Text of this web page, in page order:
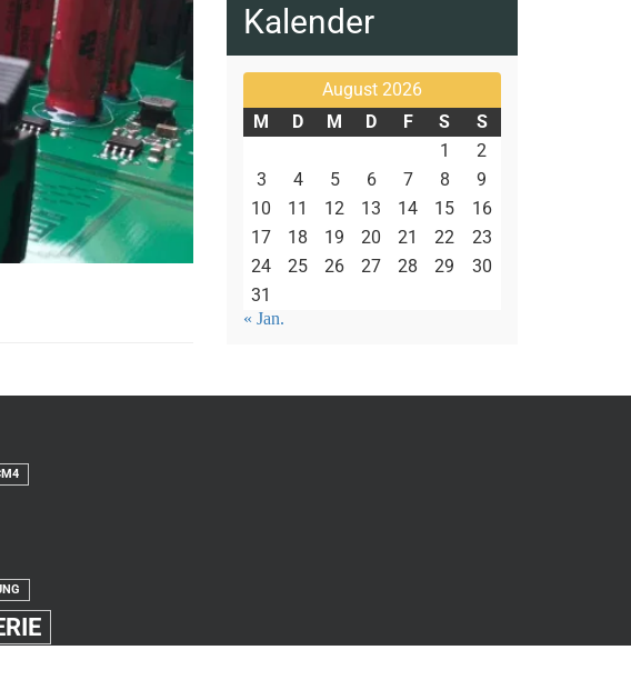
Kalender
August 2026
M
D M D F S
S
1
2
3
4 5 6 7 8
9
10
11 12 13 14 15
16
17
18 19 20 21 22
23
24
25 26 27 28 29
30
31
« Jan.